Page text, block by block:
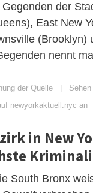
der
East New
(Brooklyn)
nennt
der Quelle
newyorkaktuell.nyc an
in New
South Bronx